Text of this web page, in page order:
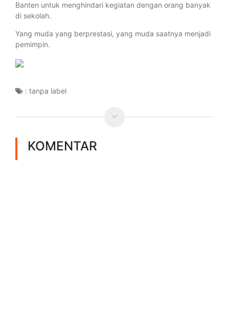
Banten untuk menghindari kegiatan dengan orang banyak
di sekolah.
Yang muda yang berprestasi, yang muda saatnya menjadi
pemimpin.
: tanpa label
KOMENTAR